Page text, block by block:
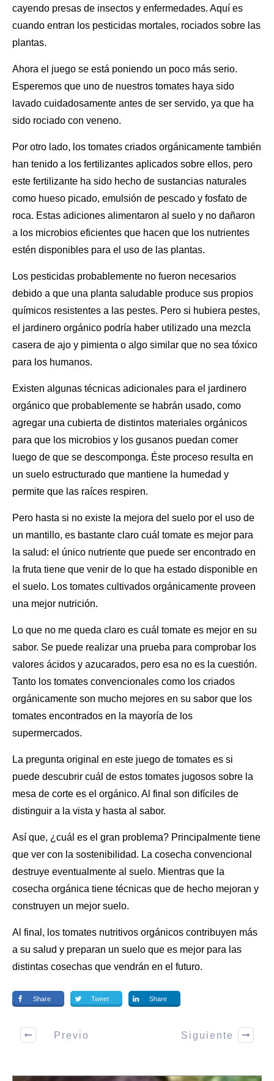
cayendo presas de insectos y enfermedades. Aquí es
cuando entran los pesticidas mortales, rociados sobre las
plantas.
Ahora el juego se está poniendo un poco más serio.
Esperemos que uno de nuestros tomates haya sido
lavado cuidadosamente antes de ser servido, ya que ha
sido rociado con veneno.
Por otro lado, los tomates criados orgánicamente también
han tenido a los fertilizantes aplicados sobre ellos, pero
este fertilizante ha sido hecho de sustancias naturales
como hueso picado, emulsión de pescado y fosfato de
roca. Estas adiciones alimentaron al suelo y no dañaron
a los microbios eficientes que hacen que los nutrientes
estén disponibles para el uso de las plantas.
Los pesticidas probablemente no fueron necesarios
debido a que una planta saludable produce sus propios
químicos resistentes a las pestes. Pero si hubiera pestes,
el jardinero orgánico podría haber utilizado una mezcla
casera de ajo y pimienta o algo similar que no sea tóxico
para los humanos.
Existen algunas técnicas adicionales para el jardinero
orgánico que probablemente se habrán usado, como
agregar una cubierta de distintos materiales orgánicos
para que los microbios y los gusanos puedan comer
luego de que se descomponga. Éste proceso resulta en
un suelo estructurado que mantiene la humedad y
permite que las raíces respiren.
Pero hasta si no existe la mejora del suelo por el uso de
un mantillo, es bastante claro cuál tomate es mejor para
la salud: el único nutriente que puede ser encontrado en
la fruta tiene que venir de lo que ha estado disponible en
el suelo. Los tomates cultivados orgánicamente proveen
una mejor nutrición.
Lo que no me queda claro es cuál tomate es mejor en su
sabor. Se puede realizar una prueba para comprobar los
valores ácidos y azucarados, pero esa no es la cuestión.
Tanto los tomates convencionales como los criados
orgánicamente son mucho mejores en su sabor que los
tomates encontrados en la mayoría de los
supermercados.
La pregunta original en este juego de tomates es si
puede descubrir cuál de estos tomates jugosos sobre la
mesa de corte es el orgánico. Al final son difíciles de
distinguir a la vista y hasta al sabor.
Así que, ¿cuál es el gran problema? Principalmente tiene
que ver con la sostenibilidad. La cosecha convencional
destruye eventualmente al suelo. Mientras que la
cosecha orgánica tiene técnicas que de hecho mejoran y
construyen un mejor suelo.
Al final, los tomates nutritivos orgánicos contribuyen más
a su salud y preparan un suelo que es mejor para las
distintas cosechas que vendrán en el futuro.
Share Tweet Share
Previo Siguiente